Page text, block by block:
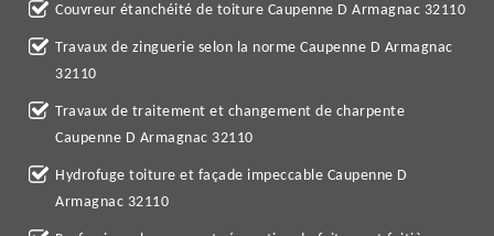
Couvreur étanchéité de toiture Caupenne D Armagnac 32110
Travaux de zinguerie selon la norme Caupenne D Armagnac
32110
Travaux de traitement et changement de charpente
Caupenne D Armagnac 32110
Hydrofuge toiture et façade impeccable Caupenne D
Armagnac 32110